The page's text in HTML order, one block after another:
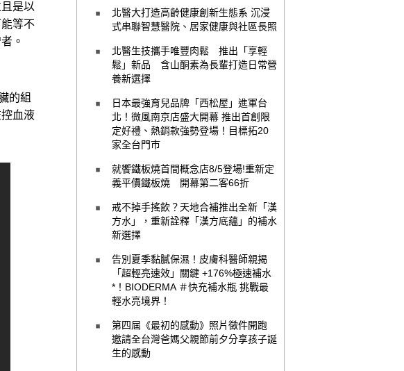
是以
等不
。
的組
血液
北醫大打造高齡健康創新生態系 沉浸
式串聯智慧醫院、居家健康與社區長照
北醫生技攜手唯豐肉鬆 推出「享輕
鬆」新品 含山酮素為長輩打造日常營
養新選擇
日本最強育兒品牌「西松屋」進軍台
北！微風南京店盛大開幕 推出首創限
定好禮、熱銷款強勢登場！目標拓20
家全台門市
就饗鐵板燒首間概念店8/5登場!重新定
義平價鐵板燒 開幕第二客66折
戒不掉手搖飲？天地合補推出全新「漢
方水」，重新詮釋「漢方底蘊」的補水
新選擇
告別夏季黏膩保濕！皮膚科醫師親揭
「超輕亮速效」關鍵 +176%極速補水
*！BIODERMA ＃快充補水瓶 挑戰最
輕水亮境界！
第四屆《最初的感動》照片徵件開跑
邀請全台灣爸媽父親節前夕分享孩子誕
生的感動